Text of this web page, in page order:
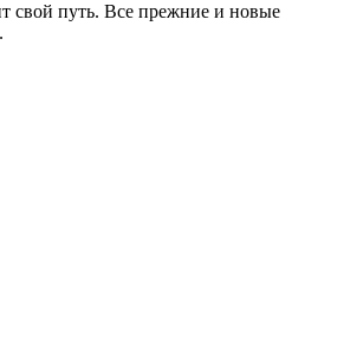
свой путь. Все прежние и новые